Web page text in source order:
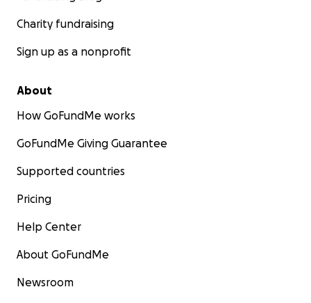
Charity fundraising
Sign up as a nonprofit
About
How GoFundMe works
GoFundMe Giving Guarantee
Supported countries
Pricing
Help Center
About GoFundMe
Newsroom